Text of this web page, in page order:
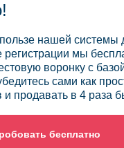
нашей системы
регистрации мы
воронку с
сами как
и продавать в 4 раза
бесплатно